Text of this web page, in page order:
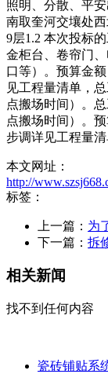
照明、分散、平
南取奎河交壤处
9层1.2 本次投标
金柜台、卷帘门
口等）。预算金
见工程量清单，
点搬场时间）。
点搬场时间）。
步调详见工程量清
本文网址：
http://
标签：
上一篇： 为
下一篇： 拆
相关新闻
找不到任何内容
瓷砖铺贴系